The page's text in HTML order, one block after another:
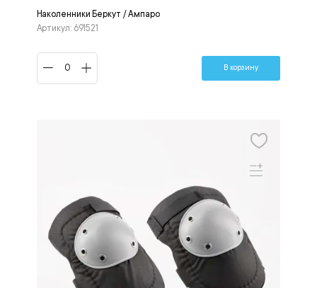
Наколенники Беркут / Ампаро
Артикул: 691521
В корзину